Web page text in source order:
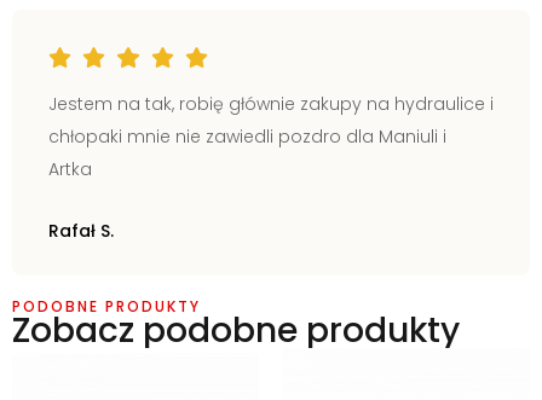
Jestem na tak, robię głównie zakupy na hydraulice i
chłopaki mnie nie zawiedli pozdro dla Maniuli i
Artka
Rafał S.
PODOBNE PRODUKTY
Zobacz podobne produkty